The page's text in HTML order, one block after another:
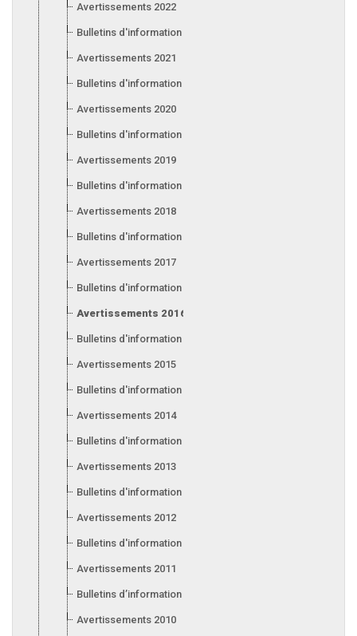
Avertissements 2022
Bulletins d'information 2022
Avertissements 2021
Bulletins d'information 2021
Avertissements 2020
Bulletins d'information 2020
Avertissements 2019
Bulletins d'information 2019
Avertissements 2018
Bulletins d'information 2018
Avertissements 2017
Bulletins d'information 2017
Avertissements 2016
Bulletins d'information 2016
Avertissements 2015
Bulletins d'information 2015
Avertissements 2014
Bulletins d'information 2014
Avertissements 2013
Bulletins d'information 2013
Avertissements 2012
Bulletins d'information 2012
Avertissements 2011
Bulletins d’information 2011
Avertissements 2010